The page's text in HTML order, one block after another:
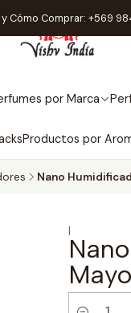
por Marca
Productos por
Cómo Comprar: +569
Nano
|